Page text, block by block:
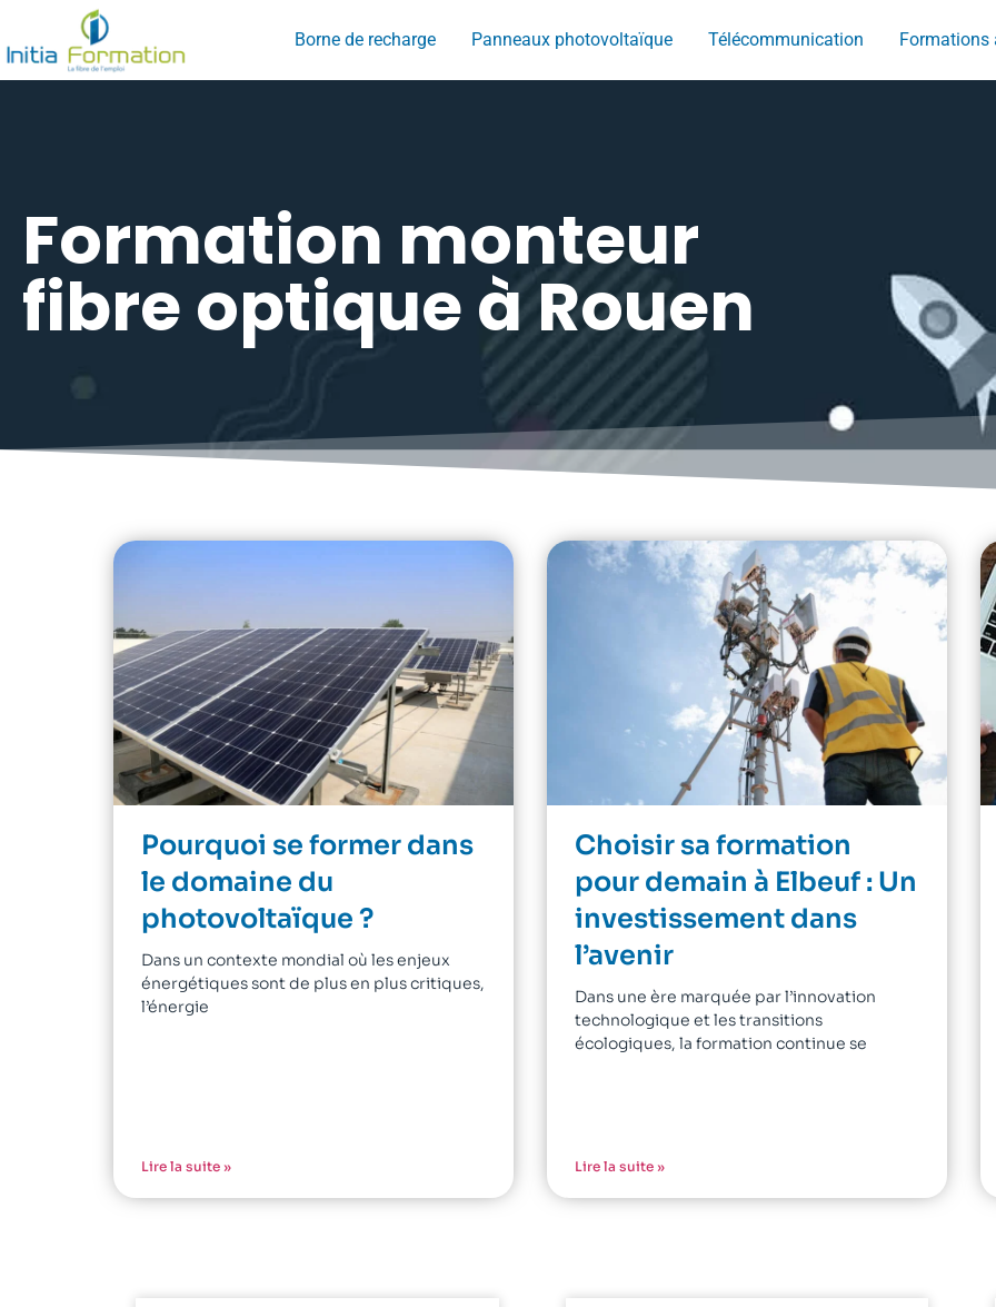
Borne de recharge Panneaux photovoltaïque Télécommunication Formations
Formation monteur
fibre optique à Rouen
Pourquoi se former dans
le domaine du
photovoltaïque ?
Dans un contexte mondial où les enjeux
énergétiques sont de plus en plus critiques,
l’énergie
Lire la suite »
Choisir sa formation
pour demain à Elbeuf : Un
investissement dans
l’avenir
Dans une ère marquée par l’innovation
technologique et les transitions
écologiques, la formation continue se
Lire la suite »